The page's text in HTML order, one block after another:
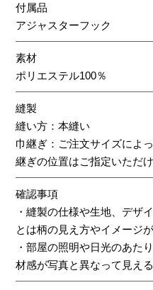
付属品
アジャスターフック
素材
ポリエステル100％
縫製
縫い方：本縫い
巾継ぎ：ご注文サイズによ
継ぎの位置はご指定いただけ
確認事項
・縫製の仕様や生地、デザ
とは柄の見え方やイメージ
・部屋の照明や日光のあた
材感が写真と異なって見え